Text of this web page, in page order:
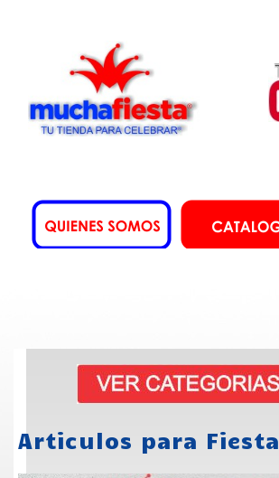
Articulos para Fiesta